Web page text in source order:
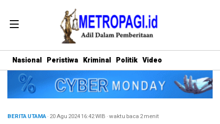
Nasional Peristiwa Kriminal Politik Video
BERITA UTAMA· 20 Agu 202416:42WIB ·waktu baca 2 menit